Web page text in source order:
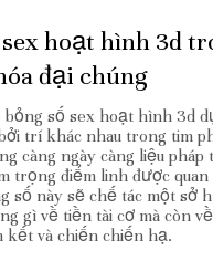
hoạt hình 3d
đại chúng
bỏng số sex hoạt hình 3d
trí khác nhau trong tim
càng ngày càng liệu pháp
trọng điểm linh được
số này sẽ chế tác một sở
gì về tiền tài cơ mà còn
kết và chiến chiến hạ.